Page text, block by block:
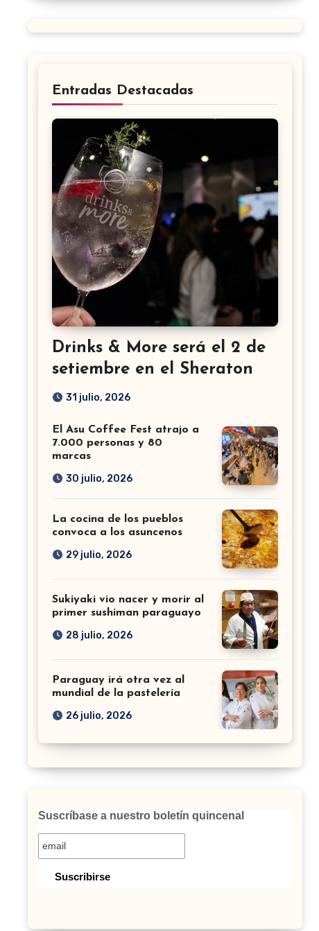
Entradas Destacadas
Drinks & More será el 2 de
setiembre en el Sheraton
31 julio, 2026
El Asu Coffee Fest atrajo a
7.000 personas y 80
marcas
30 julio, 2026
La cocina de los pueblos
convoca a los asuncenos
29 julio, 2026
Sukiyaki vio nacer y morir al
primer sushiman paraguayo
28 julio, 2026
Paraguay irá otra vez al
mundial de la pastelería
26 julio, 2026
Suscríbase a nuestro boletín quincenal